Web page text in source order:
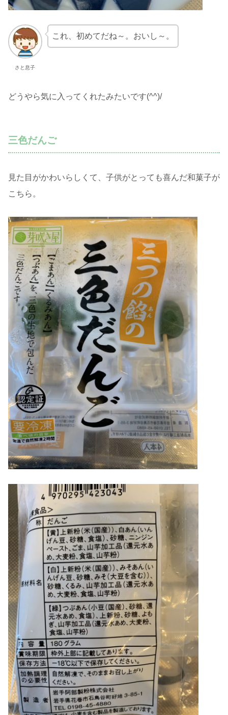
さと息子
これ、初めてだね～。おいし～。
どうやら気に入ってくれたみたいです(^^)/
三色だんご
見た目がかわいらしくて、子供がとっても喜んだ和菓子が
こちら。